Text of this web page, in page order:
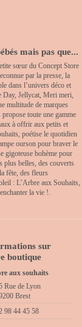
mais pas que...
sœur du Concept Store
par la presse, la
dans l’univers déco et
Day, Jellycat, Meri meri,
multitude de marques
toute une gamme
à offrir aux petits et
poétise le quotidien
ourson pour braver le
gigoteuse bohème pour
plus belles, des couverts
fête, des fleurs
: L’Arbre aux Souhaits,
la vie !.
sur
boutique
aux souhaits
Rue de Lyon
Brest
98 44 45 58